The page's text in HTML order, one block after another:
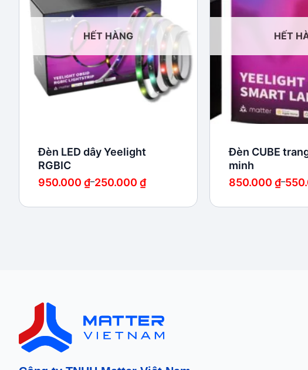
HẾT HÀNG
Đèn LED dây Yeelight
RGBIC
250.000 ₫
–
950.000 ₫
Khoảng
giá:
250.000 ₫
HẾT
Đèn CUBE
minh
–
850.000 ₫
Khoảng
giá:
550.000 ₫